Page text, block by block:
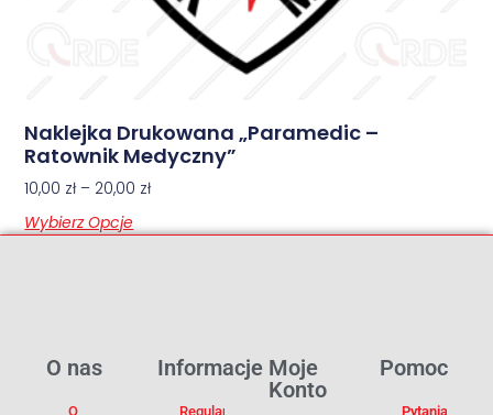
Naklejka Drukowana „Paramedic –
Ratownik Medyczny”
10,00 zł – 20,00 zł
Wybierz Opcje
Pomoc
Pytania I
Moje
Konto
Informacje
Regulamin
O nas
O